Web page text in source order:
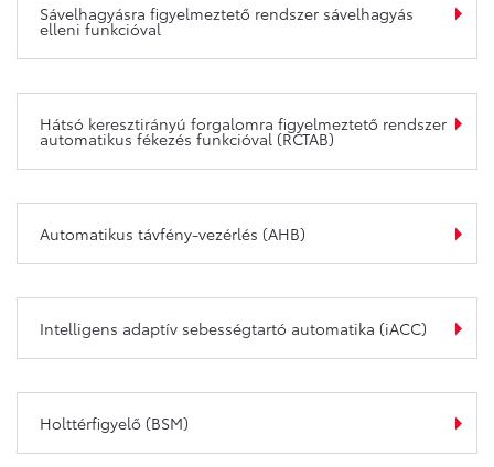
Sávelhagyásra figyelmeztető rendszer sávelhagyás
elleni funkcióval
Hátsó keresztirányú forgalomra figyelmeztető rendszer
automatikus fékezés funkcióval (RCTAB)
Automatikus távfény-vezérlés (AHB)
Intelligens adaptív sebességtartó automatika (iACC)
Holttérfigyelő (BSM)